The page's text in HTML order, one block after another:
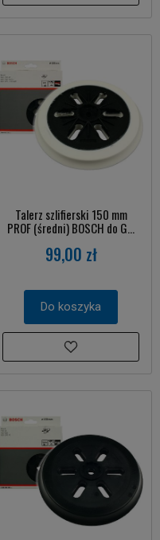
Talerz szlifierski 150 mm
PROF (średni) BOSCH do G...
99,00 zł
Do koszyka